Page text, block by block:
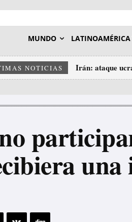
MUNDO LATINOAMÉRICA
NOTICIAS Irán: ataque
«A veces hay
ataques de